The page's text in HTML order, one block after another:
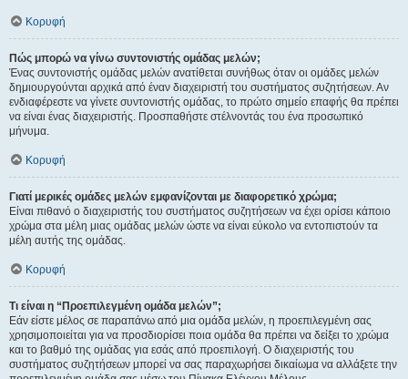
Κορυφή
Πώς μπορώ να γίνω συντονιστής ομάδας μελών;
Ένας συντονιστής ομάδας μελών ανατίθεται συνήθως όταν οι ομάδες μελών
δημιουργούνται αρχικά από έναν διαχειριστή του συστήματος συζητήσεων. Αν
ενδιαφέρεστε να γίνετε συντονιστής ομάδας, το πρώτο σημείο επαφής θα πρέπει
να είναι ένας διαχειριστής. Προσπαθήστε στέλνοντάς του ένα προσωπικό
μήνυμα.
Κορυφή
Γιατί μερικές ομάδες μελών εμφανίζονται με διαφορετικό χρώμα;
Είναι πιθανό ο διαχειριστής του συστήματος συζητήσεων να έχει ορίσει κάποιο
χρώμα στα μέλη μιας ομάδας μελών ώστε να είναι εύκολο να εντοπιστούν τα
μέλη αυτής της ομάδας.
Κορυφή
Τι είναι η “Προεπιλεγμένη ομάδα μελών”;
Εάν είστε μέλος σε παραπάνω από μια ομάδα μελών, η προεπιλεγμένη σας
χρησιμοποιείται για να προσδιορίσει ποια ομάδα θα πρέπει να δείξει το χρώμα
και το βαθμό της ομάδας για εσάς από προεπιλογή. Ο διαχειριστής του
συστήματος συζητήσεων μπορεί να σας παραχωρήσει δικαίωμα να αλλάξετε την